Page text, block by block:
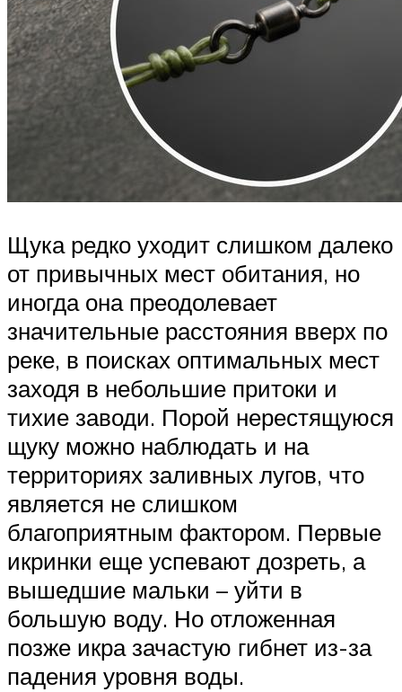
Щука редко уходит слишком далеко
от привычных мест обитания, но
иногда она преодолевает
значительные расстояния вверх по
реке, в поисках оптимальных мест
заходя в небольшие притоки и
тихие заводи. Порой нерестящуюся
щуку можно наблюдать и на
территориях заливных лугов, что
является не слишком
благоприятным фактором. Первые
икринки еще успевают дозреть, а
вышедшие мальки – уйти в
большую воду. Но отложенная
позже икра зачастую гибнет из-за
падения уровня воды.